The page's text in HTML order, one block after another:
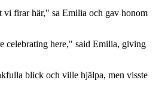
vi firar här," sa Emilia och gav honom
celebrating here," said Emilia, giving
blick och ville hjälpa, men visste